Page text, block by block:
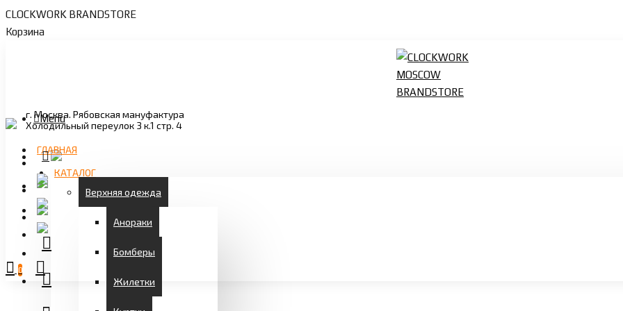
CLOCKWORK BRANDSTORE
Корзина
г. Москва. Рябовская мануфактура
Холодильный переулок 3 к.1 стр. 4
Menu
ГЛАВНАЯ
КАТАЛОГ
Верхняя одежда
Анораки
Бомберы
Жилетки
0